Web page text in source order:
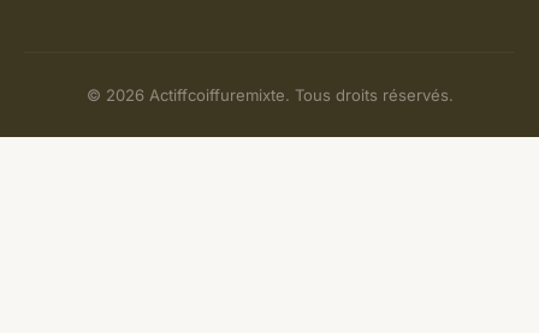
© 2026 Actiffcoiffuremixte. Tous droits réservés.